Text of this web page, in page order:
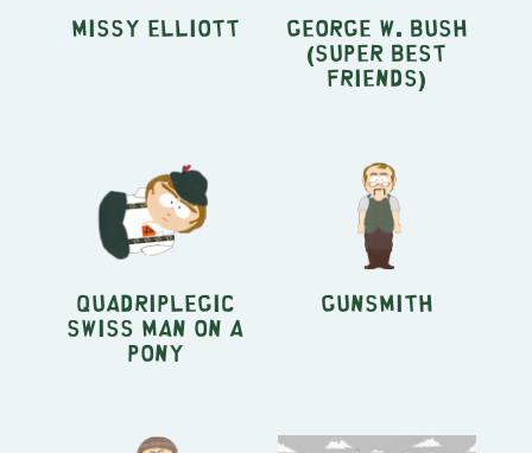
Missy Elliott George W. Bush
(Super Best
Friends)
Quadriplegic
Swiss Man on a
Pony
Gunsmith